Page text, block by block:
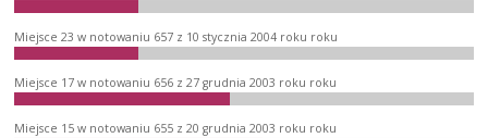
Miejsce 23 w notowaniu 657 z 10 stycznia 2004 roku roku
Miejsce 17 w notowaniu 656 z 27 grudnia 2003 roku roku
Miejsce 15 w notowaniu 655 z 20 grudnia 2003 roku roku